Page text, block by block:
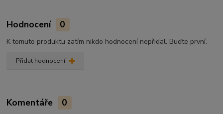
Hodnocení 0
K tomuto produktu zatím nikdo hodnocení nepřidal. Buďte první.
Přidat hodnocení
Komentáře 0